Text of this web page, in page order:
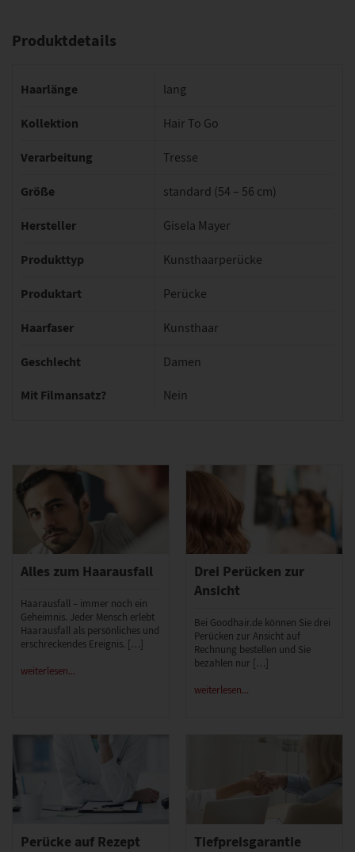
Produktdetails
Haarlänge lang
Kollektion Hair To Go
Verarbeitung Tresse
Größe standard (54 – 56 cm)
Hersteller Gisela Mayer
Produkttyp Kunsthaarperücke
Produktart Perücke
Haarfaser Kunsthaar
Geschlecht Damen
Mit Filmansatz? Nein
Alles zum Haarausfall
Haarausfall – immer noch ein
Geheimnis. Jeder Mensch erlebt
Haarausfall als persönliches und
erschreckendes Ereignis. […]
weiterlesen...
Drei Perücken zur
Ansicht
Bei Goodhair.de können Sie drei
Perücken zur Ansicht auf
Rechnung bestellen und Sie
bezahlen nur […]
weiterlesen...
Perücke auf Rezept Tiefpreisgarantie